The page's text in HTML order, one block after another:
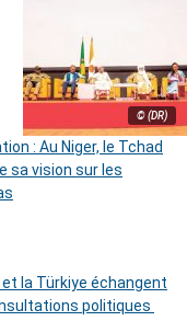
© (DR)
: Au Niger, le Tchad
sa vision sur les
la Türkiye échangent
politiques